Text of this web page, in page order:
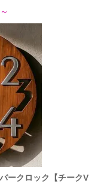
ークロック【チークV